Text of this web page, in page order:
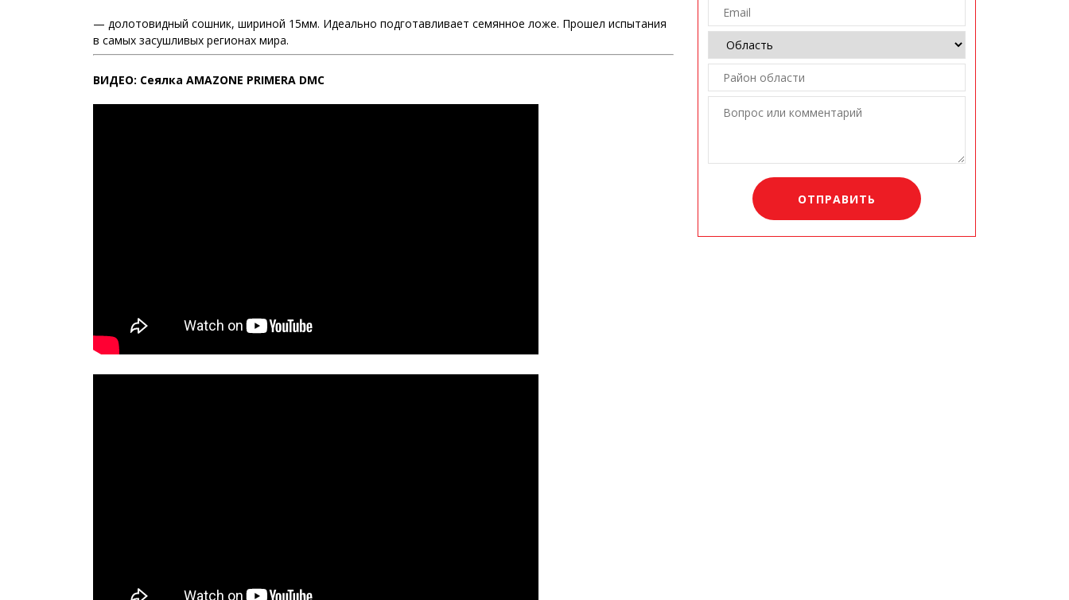
— долотовидный сошник, шириной 15мм. Идеально подготавливает семянное ложе. Прошел испытания
в самых засушливых регионах мира.
ВИДЕО: Сеялка AMAZONE PRIMERA DMC